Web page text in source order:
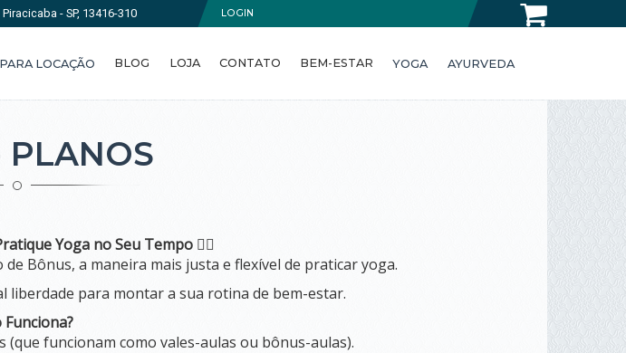
- SP, 13416-310 LOGIN
LOCAÇÃO BLOG LOJA CONTATO BEM-ESTAR YOGA AYURVEDA
PLANOS
Yoga no Seu Tempo 🧘‍♀
Bônus, a maneira mais justa e flexível de praticar yoga.
liberdade para montar a sua rotina de bem-estar.
Funciona?
(que funcionam como vales-aulas ou bônus-aulas).